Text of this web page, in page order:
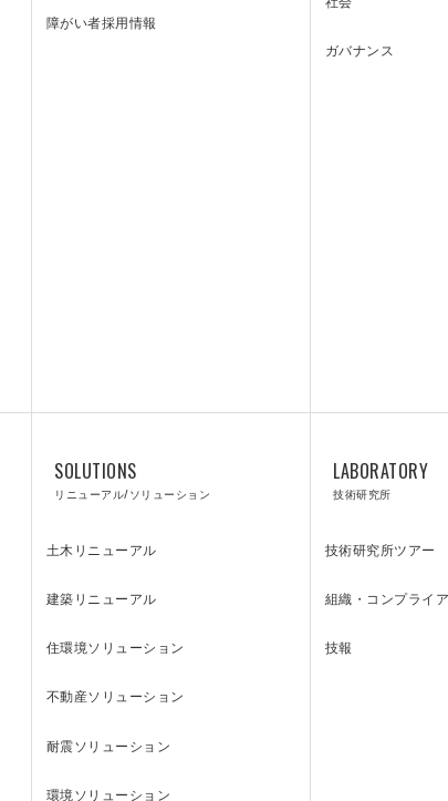
LABORATORY
障がい者採用情報
ガバナンス
SOLUTIONS
リニューアル/ソリューション
土木リニューアル
建築リニューアル
住環境ソリューション
不動産ソリューション
耐震ソリューション
環境ソリューション
LABORATORY
技術研究所
技術研究所ツアー
組織・コンプライ
技報